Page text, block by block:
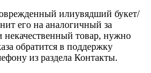
илиувядший букет/
его на аналогичный за
некачественный товар, нужно
обратится в поддержку
из раздела Контакты.